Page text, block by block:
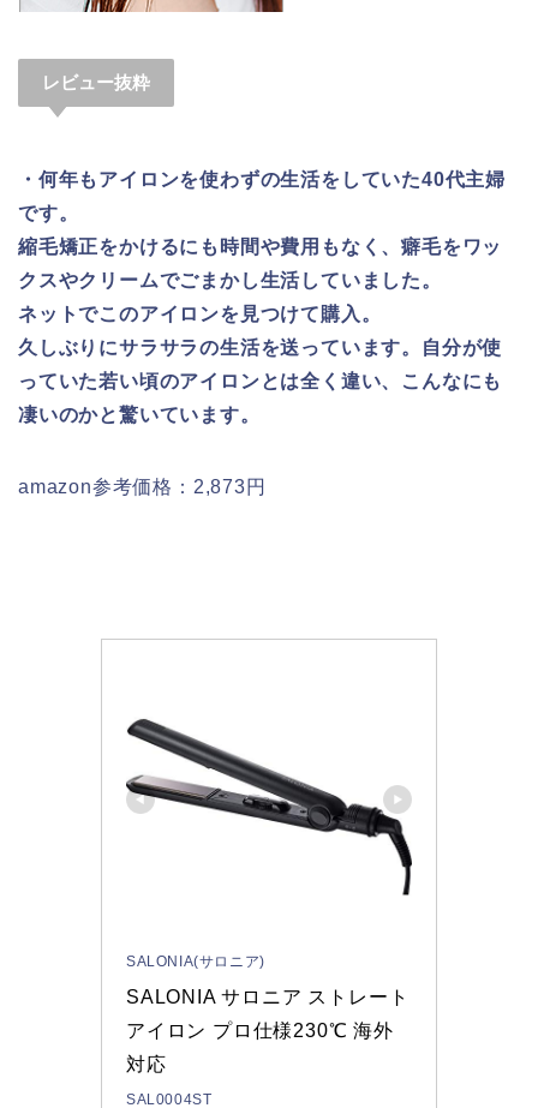
レビュー抜粋
・何年もアイロンを使わずの生活をしていた40代主婦
です。
縮毛矯正をかけるにも時間や費用もなく、癖毛をワッ
クスやクリームでごまかし生活していました。
ネットでこのアイロンを見つけて購入。
久しぶりにサラサラの生活を送っています。自分が使
っていた若い頃のアイロンとは全く違い、こんなにも
凄いのかと驚いています。
amazon参考価格：2,873円
SALONIA(サロニア)
SALONIA サロニア ストレート
アイロン プロ仕様230℃ 海外
対応
SAL0004ST